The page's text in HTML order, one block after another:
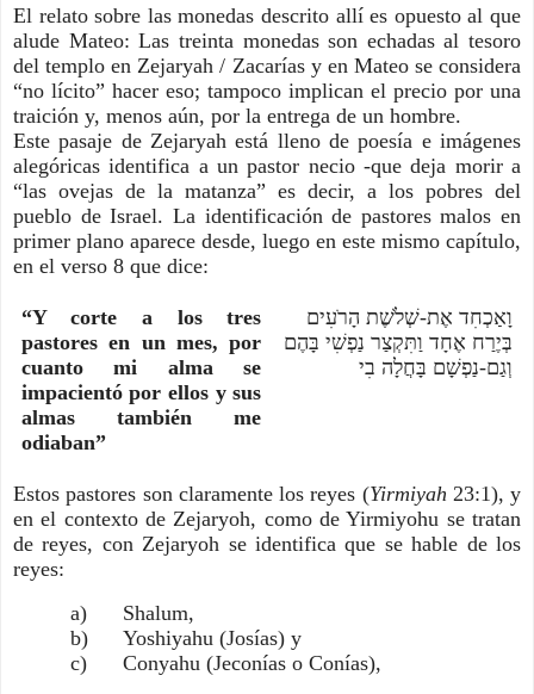
El relato sobre las monedas descrito allí es opuesto al que
alude Mateo: Las treinta monedas son echadas al tesoro
del templo en Zejaryah / Zacarías y en Mateo se considera
“no lícito” hacer eso; tampoco implican el precio por una
traición y, menos aún, por la entrega de un hombre.
Este pasaje de Zejaryah está lleno de poesía e imágenes
alegóricas identifica a un pastor necio -que deja morir a
“las ovejas de la matanza” es decir, a los pobres del
pueblo de Israel. La identificación de pastores malos en
primer plano aparece desde, luego en este mismo capítulo,
en el verso 8 que dice:
“Y corte a los tres
pastores en un mes, por
cuanto mi alma se
impacientó por ellos y sus
almas también me
odiaban”
וָאַכְחִד אֶת-שְׁלֹשֶׁת הָרֹעִים
בְּיֶרַח אֶחָד וַתִּקְצַר נַפְשִׁי בָּהֶם
וְגַם-נַפְשָׁם בָּחֲלָה בִי
Estos pastores son claramente los reyes (Yirmiyah 23:1), y
en el contexto de Zejaryoh, como de Yirmiyohu se tratan
de reyes, con Zejaryoh se identifica que se hable de los
reyes:
a) Shalum,
b) Yoshiyahu (Josías) y
c) Conyahu (Jeconías o Conías),